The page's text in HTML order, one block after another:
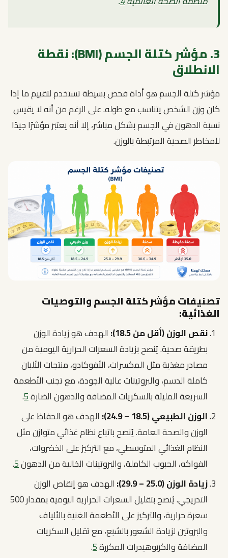
3. مؤشر كتلة الجسم (BMI): نقطة
الانطلاق
مؤشر كتلة الجسم هو أداة فحص بسيطة تستخدم لتقييم ما إذا
كان وزن الشخص يتناسب مع طوله. على الرغم من أنه لا يقيس
نسبة الدهون في الجسم بشكل مباشر، إلا أنه يعتبر مؤشرًا جيدًا
للمخاطر الصحية المرتبطة بالوزن.
تصنيفات مؤشر كتلة الجسم والتوصيات
الغذائية:
نقص الوزن (أقل من 18.5):
الهدف هو زيادة الوزن
بطريقة صحية. يُنصح بزيادة السعرات الحرارية اليومية من
مصادر مغذية مثل المكسرات، الأفوكادو، منتجات الألبان
كاملة الدسم، والبروتينات عالية الجودة، مع تجنب الأطعمة
السريعة المليئة بالسكريات المضافة والدهون الضارة5
.
الوزن الطبيعي (18.5 – 24.9):
الهدف هو الحفاظ على
الوزن والصحة العامة. يُنصح باتباع نظام غذائي متوازن مثل
النظام الغذائي المتوسطي، مع التركيز على الخضروات،
الفواكه، الحبوب الكاملة، والبروتينات الخالية من الدهون5
.
زيادة الوزن (25.0 – 29.9):
الهدف هو إنقاص الوزن
التدريجي. يُنصح بتقليل السعرات الحرارية اليومية بمقدار 500
سعرة حرارية، والتركيز على الأطعمة الغنية بالألياف
والبروتين لزيادة الشعور بالشبع، مع تقليل السكريات
المضافة والكربوهيدرات المكررة5
.